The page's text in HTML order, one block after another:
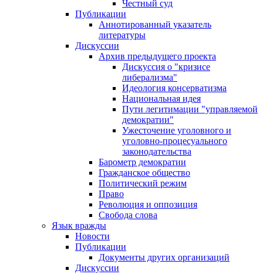
Честный суд
Публикации
Аннотированный указатель
литературы
Дискуссии
Архив предыдущего проекта
Дискуссия о "кризисе
либерализма"
Идеология консерватизма
Национальная идея
Пути легитимации "управляемой
демократии"
Ужесточение уголовного и
уголовно-процесуального
законодательства
Барометр демократии
Гражданское общество
Политический режим
Право
Революция и оппозиция
Свобода слова
Язык вражды
Новости
Публикации
Документы других организаций
Дискуссии